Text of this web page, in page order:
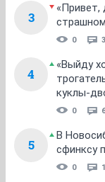
3
«Привет,
0 3
4
«Выйду
куклы-
0
5
В
сфинксу
0